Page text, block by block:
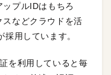
プルIDはもちろ
などクラウドを活
用しています。
を利用していると毎